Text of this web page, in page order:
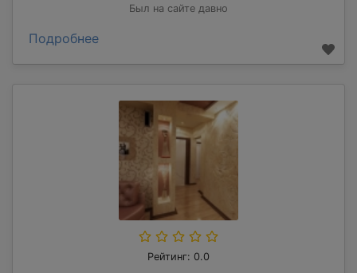
Был на сайте давно
Подробнее
Рейтинг: 0.0